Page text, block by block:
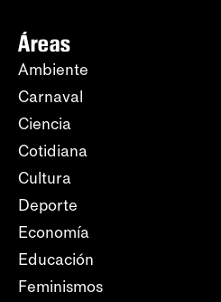
Áreas
Ambiente
Carnaval
Ciencia
Cotidiana
Cultura
Deporte
Economía
Educación
Feminismos